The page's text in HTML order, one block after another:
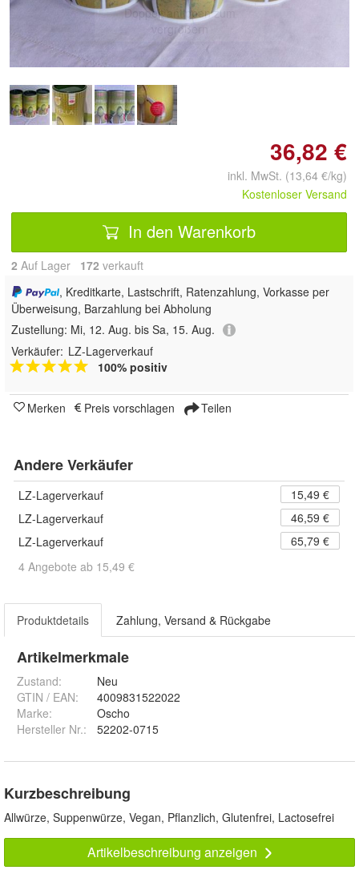
Doppelt antippen zum
vergrößern
36,82 €
inkl. MwSt. (13,64 €/kg)
Kostenloser Versand
In den Warenkorb
2 Auf Lager 172 verkauft
, Kreditkarte, Lastschrift, Ratenzahlung, Vorkasse per
Überweisung, Barzahlung bei Abholung
Zustellung: Mi, 12. Aug. bis Sa, 15. Aug.
Verkäufer: LZ-Lagerverkauf
100% positiv
Merken Preis vorschlagen Teilen
Andere Verkäufer
LZ-Lagerverkauf
15,49 €
LZ-Lagerverkauf
46,59 €
LZ-Lagerverkauf
65,79 €
4 Angebote ab 15,49 €
Produktdetails Zahlung, Versand & Rückgabe
Artikelmerkmale
Zustand:
Neu
GTIN / EAN:
4009831522022
Marke:
Oscho
Hersteller Nr.:
52202-0715
Kurzbeschreibung
Allwürze, Suppenwürze, Vegan, Pflanzlich, Glutenfrei, Lactosefrei
Artikelbeschreibung anzeigen